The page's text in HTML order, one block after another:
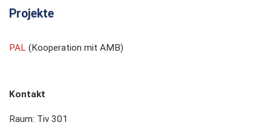
Projekte
PAL (Kooperation mit AMB)
Kontakt
Raum: Tiv 301